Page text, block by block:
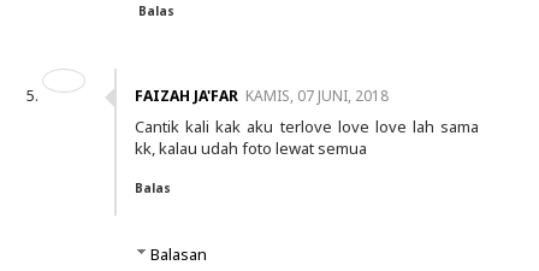
Balas
FAIZAH JA'FAR KAMIS, 07 JUNI, 2018
Cantik kali kak aku terlove love love lah sama
kk, kalau udah foto lewat semua
Balas
Balasan